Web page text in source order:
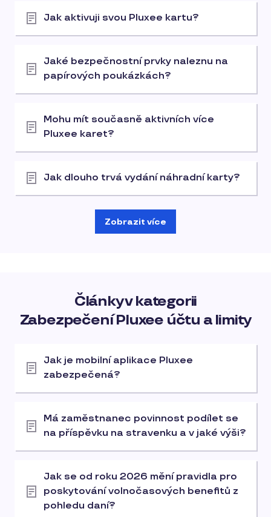
Jak aktivuji svou Pluxee kartu?
Jaké bezpečnostní prvky naleznu na
papírových poukázkách?
Mohu mít současně aktivních více
Pluxee karet?
Jak dlouho trvá vydání náhradní karty?
Zobrazit více
Články v kategorii
Zabezpečení Pluxee účtu a limity
Jak je mobilní aplikace Pluxee
zabezpečená?
Má zaměstnanec povinnost podílet se
na příspěvku na stravenku a v jaké výši?
Jak se od roku 2026 mění pravidla pro
poskytování volnočasových benefitů z
pohledu daní?